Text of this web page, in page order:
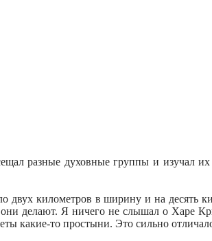
разные духовные группы и изучал их
километров в ширину и на десять
делают. Я ничего не слышал о Харе
какие-то простыни. Это сильно